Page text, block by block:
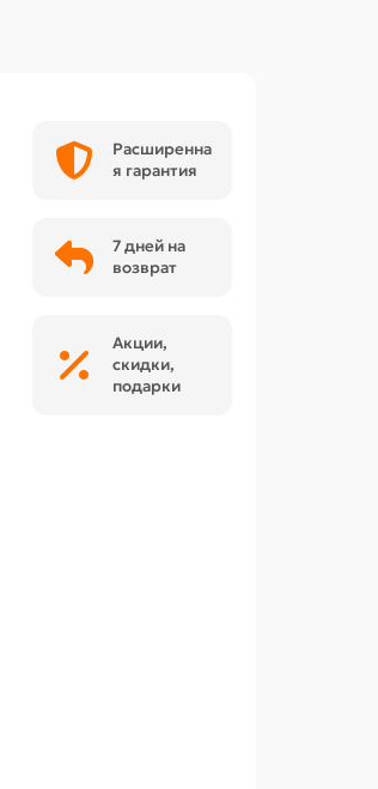
Расширенна
я гарантия
7 дней на
возврат
Акции,
скидки,
подарки